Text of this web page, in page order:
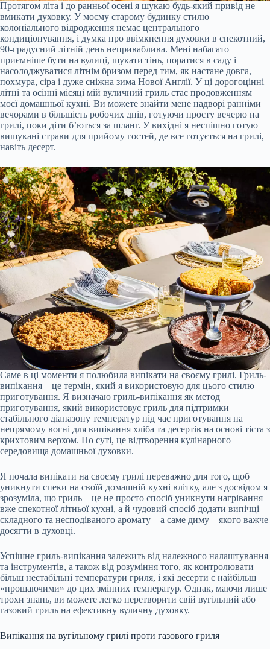
Протягом літа і до ранньої осені я шукаю будь-який привід не
вмикати духовку. У моєму старому будинку стилю
колоніального відродження немає центрального
кондиціонування, і думка про ввімкнення духовки в спекотний,
90-градусний літній день неприваблива. Мені набагато
приємніше бути на вулиці, шукати тінь, поратися в саду і
насолоджуватися літнім бризом перед тим, як настане довга,
похмура, сіра і дуже сніжна зима Нової Англії. У ці дорогоцінні
літні та осінні місяці мій вуличний гриль стає продовженням
моєї домашньої кухні. Ви можете знайти мене надворі ранніми
вечорами в більшість робочих днів, готуючи просту вечерю на
грилі, поки діти б’ються за шланг. У вихідні я неспішно готую
вишукані страви для прийому гостей, де все готується на грилі,
навіть десерт.
Саме в ці моменти я полюбила випікати на своєму грилі. Гриль-
випікання – це термін, який я використовую для цього стилю
приготування. Я визначаю гриль-випікання як метод
приготування, який використовує гриль для підтримки
стабільного діапазону температур під час приготування на
непрямому вогні для випікання хліба та десертів на основі тіста з
крихтовим верхом. По суті, це відтворення кулінарного
середовища домашньої духовки.
Я почала випікати на своєму грилі переважно для того, щоб
уникнути спеки на своїй домашній кухні влітку, але з досвідом я
зрозуміла, що гриль – це не просто спосіб уникнути нагрівання
вже спекотної літньої кухні, а й чудовий спосіб додати випічці
складного та несподіваного аромату – а саме диму – якого важче
досягти в духовці.
Успішне гриль-випікання залежить від належного налаштування
та інструментів, а також від розуміння того, як контролювати
більш нестабільні температури гриля, і які десерти є найбільш
«прощаючими» до цих змінних температур. Однак, маючи лише
трохи знань, ви можете легко перетворити свій вугільний або
газовий гриль на ефективну вуличну духовку.
Випікання на вугільному грилі проти газового гриля